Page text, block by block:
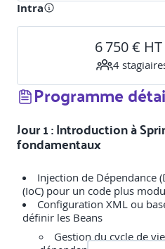
Intra
6 750 €
4 stagiaire
Programme
Jour 1 : Introduction à
fondamentaux
Injection de Dépendance
(IoC) pour un code plus
Configuration XML ou
Gestion du cycle de